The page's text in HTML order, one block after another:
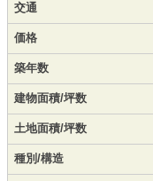
交通
価格
築年数
建物面積/坪数
土地面積/坪数
種別/構造